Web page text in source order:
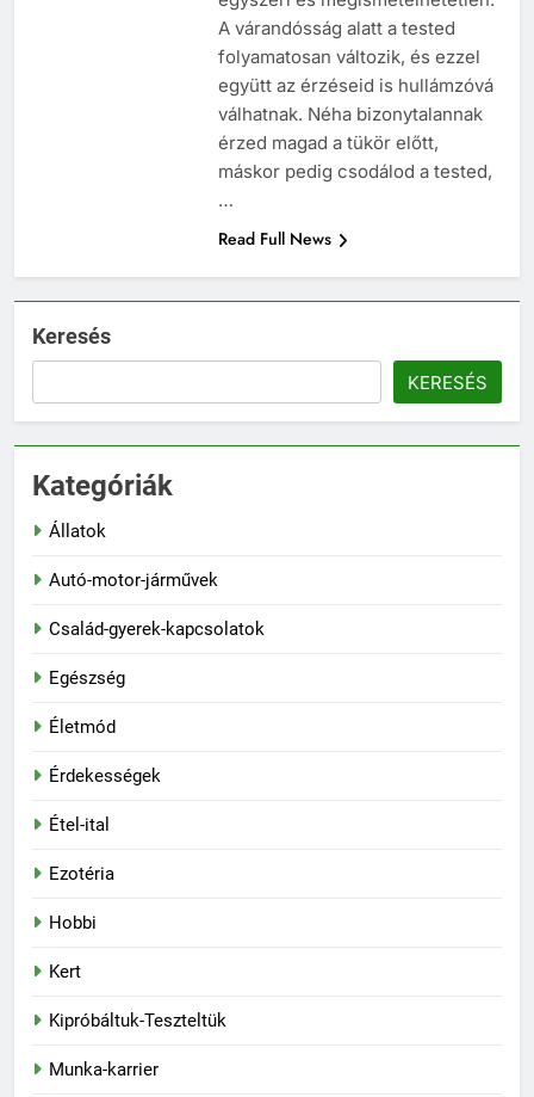
A várandósság alatt a tested
folyamatosan változik, és ezzel
együtt az érzéseid is hullámzóvá
válhatnak. Néha bizonytalannak
érzed magad a tükör előtt,
máskor pedig csodálod a tested,
…
Read Full News
Keresés
KERESÉS
Kategóriák
Állatok
Autó-motor-járművek
Család-gyerek-kapcsolatok
Egészség
Életmód
Érdekességek
Étel-ital
Ezotéria
Hobbi
Kert
Kipróbáltuk-Teszteltük
Munka-karrier